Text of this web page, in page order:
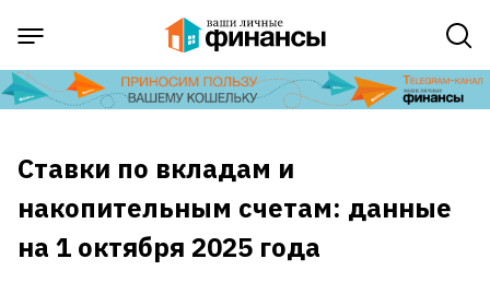
Ставки по вкладам и
накопительным счетам: данные
на 1 октября 2025 года